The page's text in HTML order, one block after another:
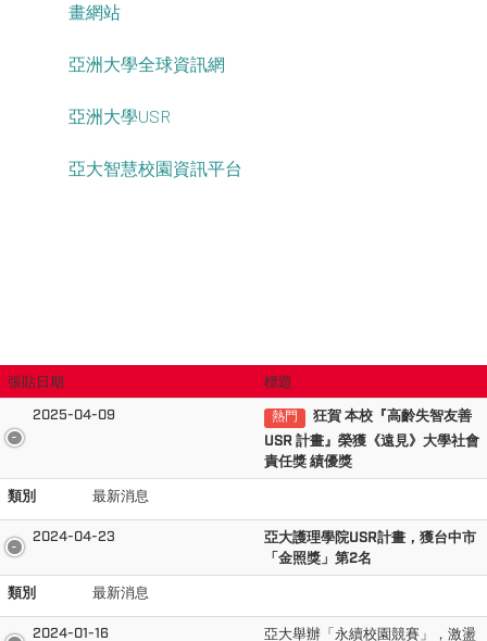
畫網站
亞洲大學全球資訊網
亞洲大學USR
亞大智慧校園資訊平台
張貼日期
標題
2025-04-09
熱門
狂賀 本校『高齡失智友善
USR 計畫』 榮獲《遠見》大學社會
責任獎 績優獎
類別
最新消息
2024-04-23
亞大護理學院USR計畫，獲台中市
「金照獎」第2名
類別
最新消息
2024-01-16
亞大舉辦「永續校園競賽」，激盪